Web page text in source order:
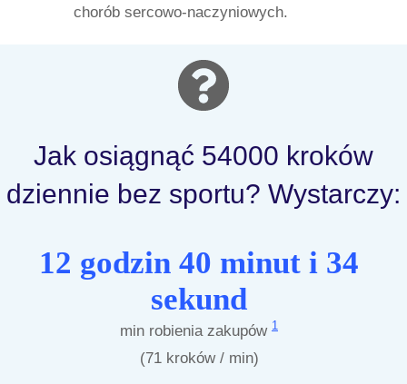
chorób sercowo-naczyniowych.
Jak osiągnąć 54000 kroków
dziennie bez sportu? Wystarczy:
12 godzin 40 minut i 34
sekund
min robienia zakupów 1
(71 kroków / min)